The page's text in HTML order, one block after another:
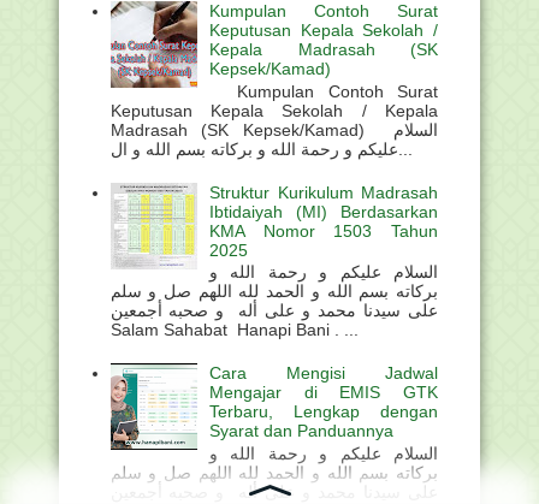
Kumpulan Contoh Surat
Keputusan Kepala Sekolah /
Kepala Madrasah (SK
Kepsek/Kamad)
Kumpulan Contoh Surat
Keputusan Kepala Sekolah / Kepala
Madrasah (SK Kepsek/Kamad) السلام
Struktur Kurikulum Madrasah
Ibtidaiyah (MI) Berdasarkan
KMA Nomor 1503 Tahun
2025
السلام عليكم و رحمة الله و
بركاته بسم الله و الحمد لله اللهم صل و سلم
على سيدنا محمد و على أله و صحبه أجمعين
Salam Sahabat Hanapi Bani . ...
Cara Mengisi Jadwal
Mengajar di EMIS GTK
Terbaru, Lengkap dengan
Syarat dan Panduannya
السلام عليكم و رحمة الله و
بركاته بسم الله و الحمد لله اللهم صل و سلم
على سيدنا محمد و على أله و صحبه أجمعين